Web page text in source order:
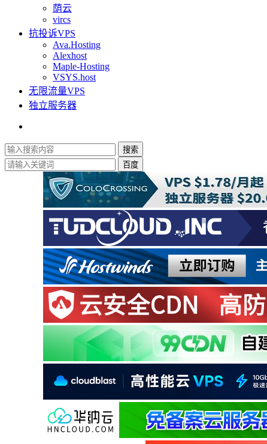
荫云
vircs
抗投诉VPS
Ava.Hosting
Alexhost
Maple-Hosting
VSYS.host
无限流量VPS
独立服务器